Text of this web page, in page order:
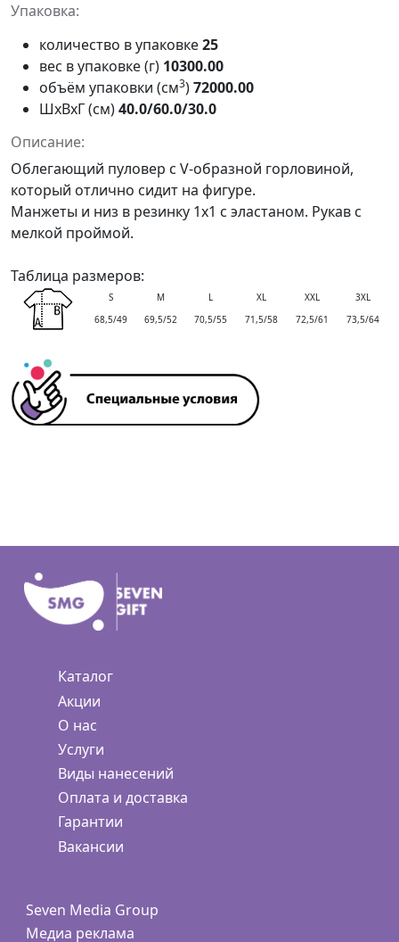
Упаковка:
количество в упаковке25
вес в упаковке (г) 10300.00
объём упаковки (см3)72000.00
ШxВxГ (см)40.0/60.0/30.0
Описание:
Облегающий пуловер с V-образной горловиной,
который отлично сидит на фигуре.
Манжеты и низ в резинку 1x1 с эластаном. Рукав с
мелкой проймой.
Таблица размеров:
S M L XL XXL
3XL
68,5/49
69,5/52 70,5/55 71,5/58 72,5/61 73,5/64
Каталог
Акции
О нас
Услуги
Виды нанесений
Оплата и доставка
Гарантии
Вакансии
Seven Media Group
Медиа реклама